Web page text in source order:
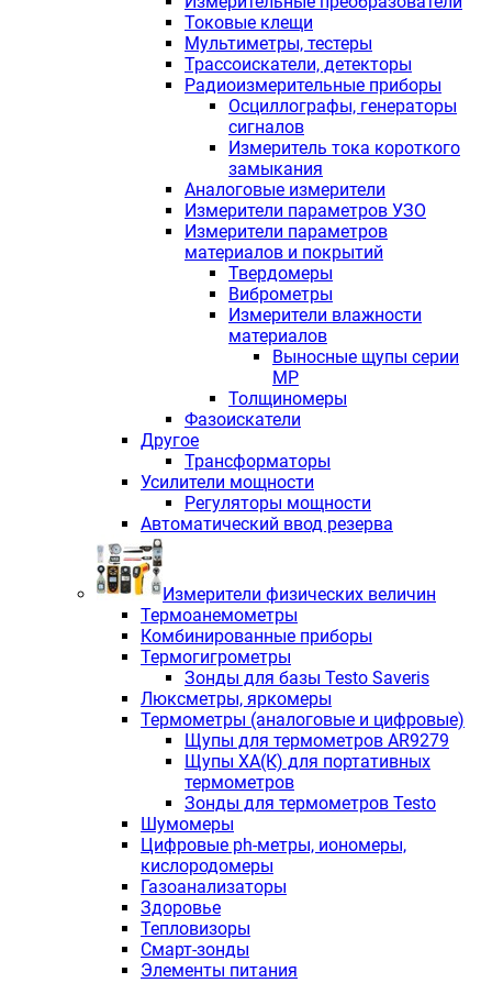
Токовые клещи
Мультиметры, тестеры
Трассоискатели, детекторы
Радиоизмерительные приборы
Осциллографы, генераторы
сигналов
Измеритель тока короткого
замыкания
Аналоговые измерители
Измерители параметров УЗО
Измерители параметров
материалов и покрытий
Твердомеры
Виброметры
Измерители влажности
материалов
Выносные щупы серии
МР
Толщиномеры
Фазоискатели
Другое
Трансформаторы
Усилители мощности
Регуляторы мощности
Автоматический ввод резерва
Измерители физических величин
Термоанемометры
Комбинированные приборы
Термогигрометры
Зонды для базы Testo Saveris
Люксметры, яркомеры
Термометры (аналоговые и цифровые)
Щупы для термометров AR9279
Щупы ХА(К) для портативных
термометров
Зонды для термометров Testo
Шумомеры
Цифровые ph-метры, иономеры,
кислородомеры
Газоанализаторы
Здоровье
Тепловизоры
Смарт-зонды
Элементы питания